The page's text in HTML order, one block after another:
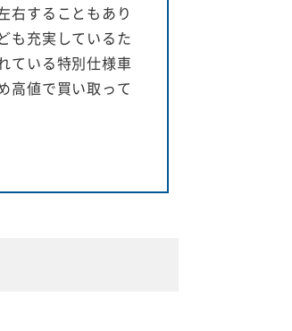
右することもあり
も充実しているた
ている特別仕様車
高値で買い取って